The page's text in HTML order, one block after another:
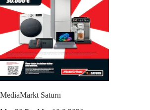
MediaMarkt Saturn